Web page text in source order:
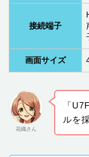
接続端子
画面サイズ
花織さん
「
ルを